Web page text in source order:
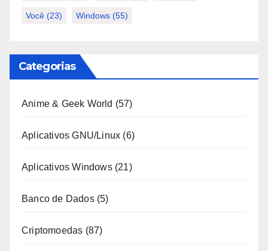
Você (23) Windows (55)
Categorias
Anime & Geek World (57)
Aplicativos GNU/Linux (6)
Aplicativos Windows(21)
Banco de Dados(5)
Criptomoedas (87)